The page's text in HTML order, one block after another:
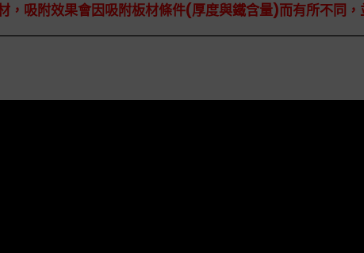
，吸附效果會因吸附板材條件(厚度與鐵含量)而有所不同